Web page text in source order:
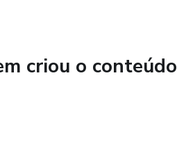
criou o conteúdo